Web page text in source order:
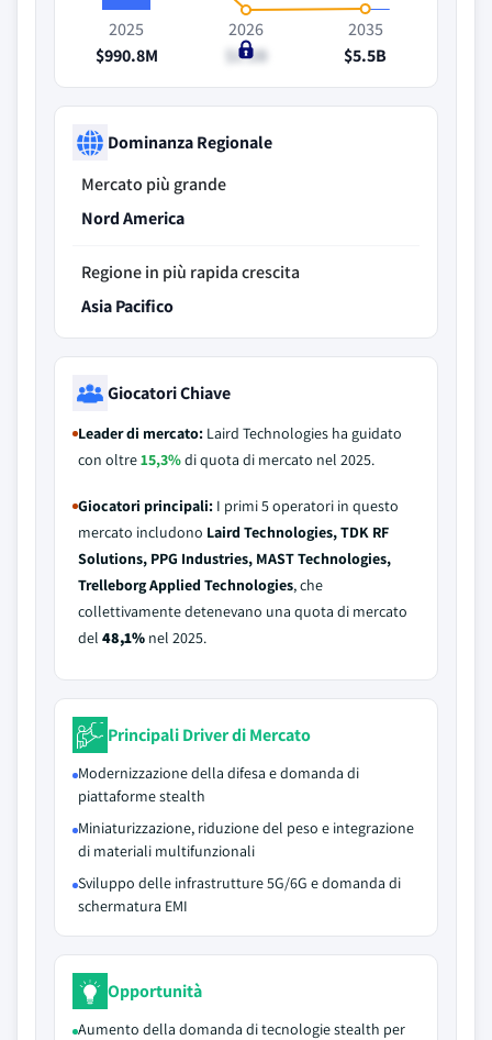
2025
$990.8M
2026
$1.2B
2035
$5.5B
Dominanza Regionale
Mercato più grande
Nord America
Regione in più rapida crescita
Asia Pacifico
Giocatori Chiave
Leader di mercato: Laird Technologies ha guidato
con oltre15,3%di quota di mercato nel 2025.
Giocatori principali: I primi 5 operatori in questo
mercato includono Laird Technologies, TDK RF
Solutions, PPG Industries, MAST Technologies,
Trelleborg Applied Technologies, che
collettivamente detenevano una quota di mercato
del 48,1% nel 2025.
Principali Driver di Mercato
Modernizzazione della difesa e domanda di
piattaforme stealth
Miniaturizzazione, riduzione del peso e integrazione
di materiali multifunzionali
Sviluppo delle infrastrutture 5G/6G e domanda di
schermatura EMI
Opportunità
Aumento della domanda di tecnologie stealth per